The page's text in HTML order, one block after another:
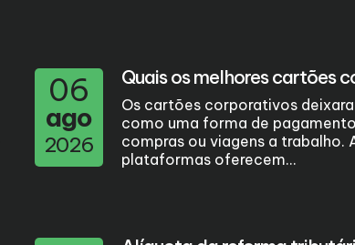
06
ago
2026
Quais os melhores cartões
Os cartões corporativos
como uma forma de
compras ou viagens a trabalho.
plataformas oferecem...